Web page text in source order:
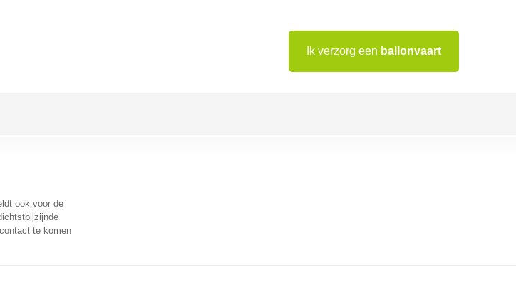
Ik verzorg een ballonvaart
ook voor de
te komen